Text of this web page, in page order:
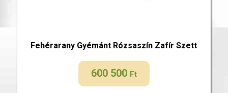
Fehérarany Gyémánt Rózsaszín Zafír Szett
600 500 Ft